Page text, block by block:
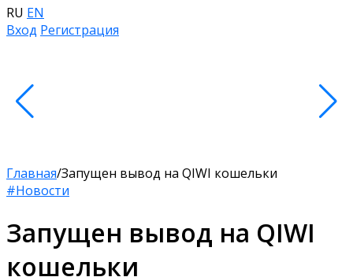
RU EN
Вход Регистрация
Главная/Запущен вывод на QIWI кошельки
#Новости
Запущен вывод на QIWI
кошельки